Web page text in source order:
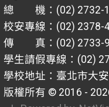
總 機：(02) 2732-
校安專線：(02) 2378-
傳 真：(02) 2733-
學生請假專線：(02)
學校地址：臺北市大
版權所有 © 2016 -